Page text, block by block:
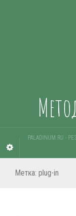
PALADINUM.RU
Метка: plug-in